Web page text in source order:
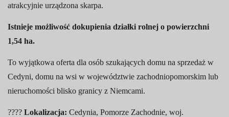
atrakcyjnie urządzona skarpa.
Istnieje możliwość dokupienia działki rolnej o powierzchni
1,54 ha.
To wyjątkowa oferta dla osób szukających domu na sprzedaż w
Cedyni, domu na wsi w województwie zachodniopomorskim lub
nieruchomości blisko granicy z Niemcami.
???? Lokalizacja: Cedynia, Pomorze Zachodnie, woj.